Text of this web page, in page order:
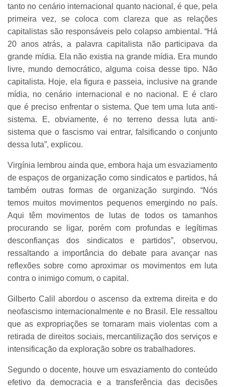
tanto no cenário internacional quanto nacional, é que, pela
primeira vez, se coloca com clareza que as relações
capitalistas são responsáveis pelo colapso ambiental. “Há
20 anos atrás, a palavra capitalista não participava da
grande mídia. Ela não existia na grande mídia. Era mundo
livre, mundo democrático, alguma coisa desse tipo. Não
capitalista. Hoje, ela figura e passeia, inclusive na grande
mídia, no cenário internacional e no nacional. E é claro
que é preciso enfrentar o sistema. Que tem uma luta anti-
sistema. E, obviamente, é no terreno dessa luta anti-
sistema que o fascismo vai entrar, falsificando o conjunto
dessa luta”, explicou.
Virgínia lembrou ainda que, embora haja um esvaziamento
de espaços de organização como sindicatos e partidos, há
também outras formas de organização surgindo. “Nós
temos muitos movimentos pequenos emergindo no país.
Aqui têm movimentos de lutas de todos os tamanhos
procurando se ligar, porém com profundas e legítimas
desconfianças dos sindicatos e partidos”, observou,
ressaltando a importância do debate para avançar nas
reflexões sobre como aproximar os movimentos em luta
contra o inimigo comum, o capital.
Gilberto Calil abordou o ascenso da extrema direita e do
neofascismo internacionalmente e no Brasil. Ele ressaltou
que as expropriações se tornaram mais violentas com a
retirada de direitos sociais, mercantilização dos serviços e
intensificação da exploração sobre os trabalhadores.
Segundo o docente, houve um esvaziamento do conteúdo
efetivo da democracia e a transferência das decisões